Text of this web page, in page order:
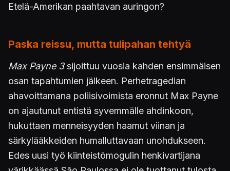
Etelä-Amerikan paahtavan auringon?
Paska reissu, mutta tulipahan tehtyä
Max Payne 3sijoittuu vuosia kahden ensimmäisen
osan tapahtumien jälkeen. Perhetragedian
ahavoittamana poliisivoimista eronnut Max Payne
on ajautunut entistä syvemmälle ahdinkoon,
hukuttaen menneisyyden haamut viinan ja
särkylääkkeiden humalluttavaan unohdukseen.
Edes uusi työ kiinteistömogulin henkivartijana